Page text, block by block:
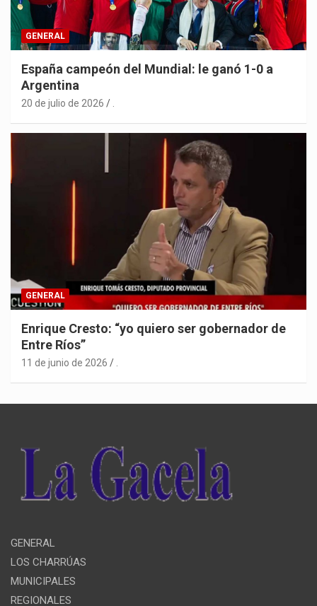
GENERAL
España campeón del Mundial: le ganó 1-0 a
Argentina
20 de julio de 2026
GENERAL
Enrique Cresto: “yo quiero ser gobernador de
Entre Ríos”
11 de junio de 2026 .
GENERAL
LOS CHARRÚAS
MUNICIPALES
REGIONALES